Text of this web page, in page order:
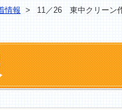
情報 > 11／26 東中クリーン